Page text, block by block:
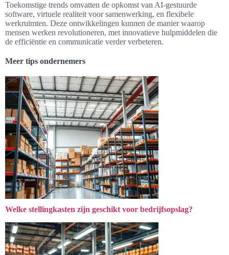
Toekomstige trends omvatten de opkomst van AI-gestuurde
software, virtuele realiteit voor samenwerking, en flexibele
werkruimten. Deze ontwikkelingen kunnen de manier waarop
mensen werken revolutioneren, met innovatieve hulpmiddelen die
de efficiëntie en communicatie verder verbeteren.
Meer tips ondernemers
Welke stellingkasten zijn geschikt voor bedrijfsopslag?